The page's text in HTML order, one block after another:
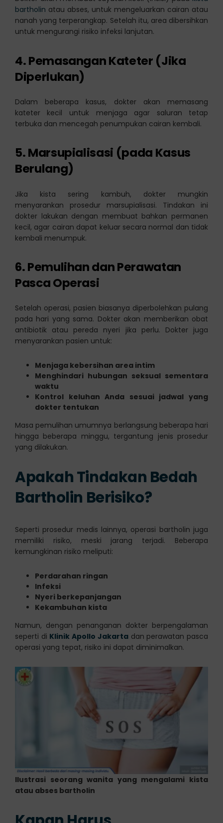
bartholin atau abses, untuk mengeluarkan cairan atau
nanah yang terperangkap. Setelah itu, area dibersihkan
untuk mengurangi risiko infeksi lanjutan.
4. Pemasangan Kateter (Jika
Diperlukan)
Dalam beberapa kasus, dokter akan memasang
kateter kecil untuk menjaga agar saluran tetap
terbuka dan mencegah penumpukan cairan kembali.
5. Marsupialisasi (pada Kasus
Berulang)
Jika kista sering kambuh, dokter mungkin
menyarankan prosedur marsupialisasi. Tindakan ini
dokter lakukan dengan membuat bahkan permanen
kecil, agar cairan dapat keluar secara normal dan tidak
kembali menumpuk.
6. Pemulihan dan Perawatan
Pasca Operasi
Setelah operasi, pasien biasanya diperbolehkan pulang
pada hari yang sama. Dokter akan memberikan obat
antibiotik atau pereda nyeri jika perlu. Dokter juga
menyarankan pasien untuk:
Menjaga kebersihan area intim
Menghindari hubungan seksual sementara
waktu
Kontrol keluhan Anda sesuai jadwal yang
dokter tentukan
Masa pemulihan umumnya berlangsung beberapa hari
hingga beberapa minggu, tergantung jenis prosedur
yang dilakukan.
Apakah Tindakan Bedah
Bartholin Berisiko?
Seperti prosedur medis lainnya, operasi bartholin juga
memiliki risiko, meski jarang terjadi. Beberapa
kemungkinan risiko meliputi:
Perdarahan ringan
Infeksi
Nyeri berkepanjangan
Kekambuhan kista
Namun, dengan penanganan dokter berpengalaman
seperti di Klinik Apollo Jakartadan perawatan pasca
operasi yang tepat, risiko ini dapat diminimalkan.
Ilustrasi seorang wanita yang mengalami kista
atau abses bartholin